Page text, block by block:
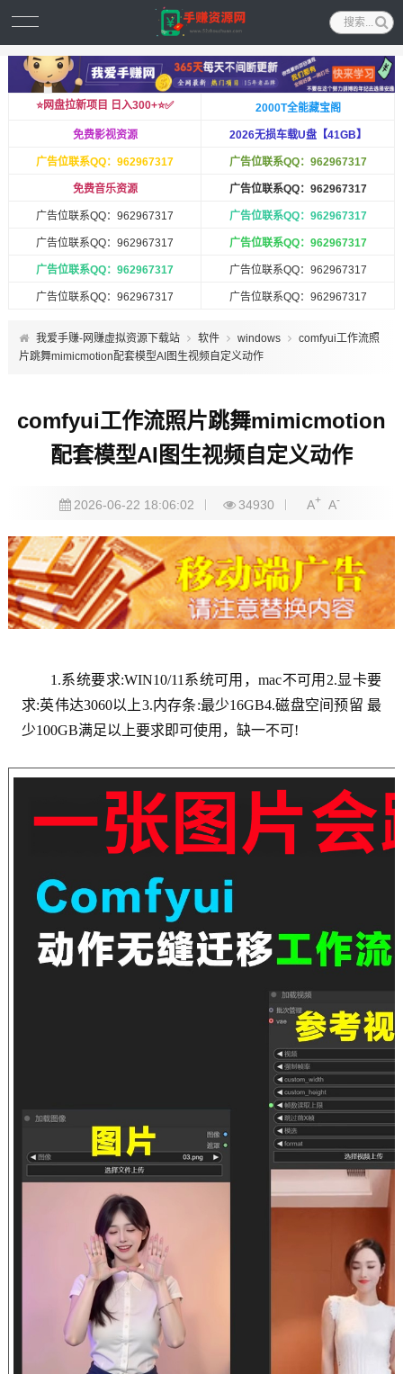
⭐️网盘拉新项目 日入300+⭐️✅ 2000T全能藏宝阁
免费影视资源 2026无损车载U盘【41GB】
广告位联系QQ：962967317 广告位联系QQ：962967317
免费音乐资源 广告位联系QQ：962967317
广告位联系QQ：962967317 广告位联系QQ：962967317
广告位联系QQ：962967317 广告位联系QQ：962967317
广告位联系QQ：962967317 广告位联系QQ：962967317
广告位联系QQ：962967317 广告位联系QQ：962967317
我爱手赚-网赚虚拟资源下载站 软件 windows
comfyui工作流照
片跳舞mimicmotion配套模型AI图生视频自定义动作
comfyui工作流照片跳舞mimicmotion
配套模型AI图生视频自定义动作
2026-06-22 18:06:02 34930 A+ A-
1.系统要求:WIN10/11系统可用，mac不可用2.显卡要
求:英伟达3060以上3.内存条:最少16GB4.磁盘空间预留 最
少100GB满足以上要求即可使用，缺一不可!